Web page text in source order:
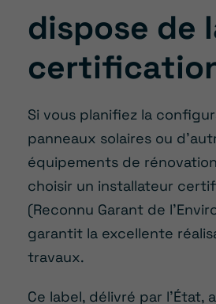
dispose de
certification
Si vous planifiez la
panneaux solaires ou
équipements de
choisir un installateur
(Reconnu Garant de
garantit la excellente
travaux.
Ce label, délivré par l’État,